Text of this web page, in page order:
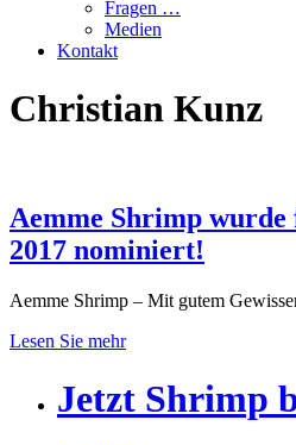
Fragen …
Medien
Kontakt
Christian Kunz
Aemme Shrimp
2017 nominiert!
Aemme Shrimp – Mit gutem
Lesen Sie mehr
Jetzt Shrimp